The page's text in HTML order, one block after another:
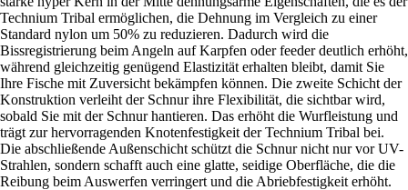
Technium Tribal ermöglichen, die Dehnung im Vergleich zu einer
Standard nylon um 50% zu reduzieren. Dadurch wird die
Bissregistrierung beim Angeln auf Karpfen oder feeder deutlich erhöht,
während gleichzeitig genügend Elastizität erhalten bleibt, damit Sie
Ihre Fische mit Zuversicht bekämpfen können. Die zweite Schicht der
Konstruktion verleiht der Schnur ihre Flexibilität, die sichtbar wird,
sobald Sie mit der Schnur hantieren. Das erhöht die Wurfleistung und
trägt zur hervorragenden Knotenfestigkeit der Technium Tribal bei.
Die abschließende Außenschicht schützt die Schnur nicht nur vor UV-
Strahlen, sondern schafft auch eine glatte, seidige Oberfläche, die die
Reibung beim Auswerfen verringert und die Abriebfestigkeit erhöht.